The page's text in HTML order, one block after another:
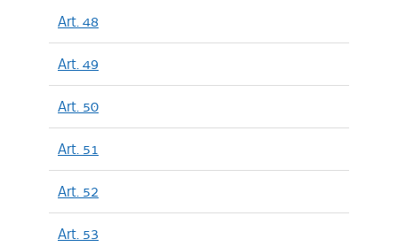
Art. 48
Art. 49
Art. 50
Art. 51
Art. 52
Art. 53